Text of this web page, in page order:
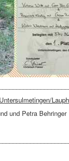
und Petra Behringer